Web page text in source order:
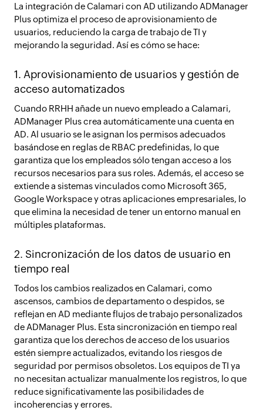
La integración de Calamari con AD utilizando ADManager
Plus optimiza el proceso de aprovisionamiento de
usuarios, reduciendo la carga de trabajo de TI y
mejorando la seguridad. Así es cómo se hace:
1. Aprovisionamiento de usuarios y gestión de
acceso automatizados
Cuando RRHH añade un nuevo empleado a Calamari,
ADManager Plus crea automáticamente una cuenta en
AD. Al usuario se le asignan los permisos adecuados
basándose en reglas de RBAC predefinidas, lo que
garantiza que los empleados sólo tengan acceso a los
recursos necesarios para sus roles. Además, el acceso se
extiende a sistemas vinculados como Microsoft 365,
Google Workspace y otras aplicaciones empresariales, lo
que elimina la necesidad de tener un entorno manual en
múltiples plataformas.
2. Sincronización de los datos de usuario en
tiempo real
Todos los cambios realizados en Calamari, como
ascensos, cambios de departamento o despidos, se
reflejan en AD mediante flujos de trabajo personalizados
de ADManager Plus. Esta sincronización en tiempo real
garantiza que los derechos de acceso de los usuarios
estén siempre actualizados, evitando los riesgos de
seguridad por permisos obsoletos. Los equipos de TI ya
no necesitan actualizar manualmente los registros, lo que
reduce significativamente las posibilidades de
incoherencias y errores.